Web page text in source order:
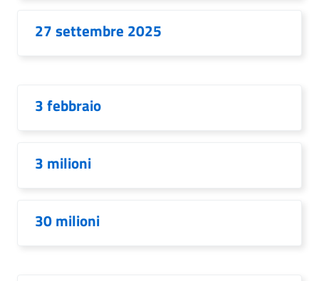
27 settembre 2025
3 febbraio
3 milioni
30 milioni